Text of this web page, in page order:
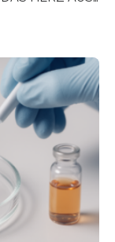
bei
versagen
der
Würzburg. Die
die häufigste
dazu, dass
zu